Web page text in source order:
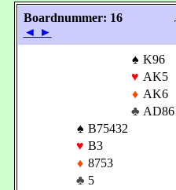
Boardnummer: 16
◄ ►
♠ K96
♥ AK5
♦ AK6
♣ AD86
♠ B75432
♥ B3
♦ 8753
♣ 5